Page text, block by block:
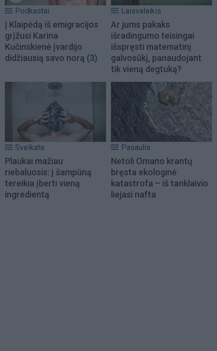
Podkastai
Į Klaipėdą iš emigracijos
grįžusi Karina
Kučinskienė įvardijo
didžiausią savo norą (3)
Laisvalaikis
Ar jums pakaks
išradingumo teisingai
išspręsti matematinį
galvosūkį, panaudojant
tik vieną degtuką?
Sveikata
Plaukai mažiau
riebaluosis: į šampūną
tereikia įberti vieną
ingredientą
Pasaulis
Netoli Omano krantų
bręsta ekologinė
katastrofa – iš tanklaivio
liejasi nafta